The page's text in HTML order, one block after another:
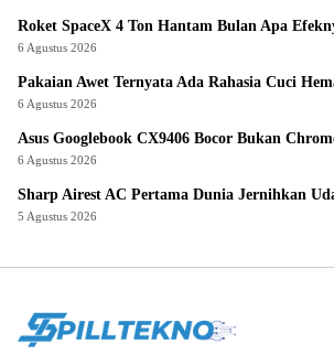
Roket SpaceX 4 Ton Hantam Bulan Apa
6 Agustus 2026
Pakaian Awet Ternyata Ada Rahasia Cuci
6 Agustus 2026
Asus Googlebook CX9406 Bocor Bukan
6 Agustus 2026
Sharp Airest AC Pertama Dunia Jernihkan
5 Agustus 2026